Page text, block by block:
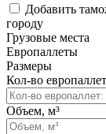
Добавить
городу
Грузовые места
Европаллеты
Размеры
Кол-во
Объем, м³